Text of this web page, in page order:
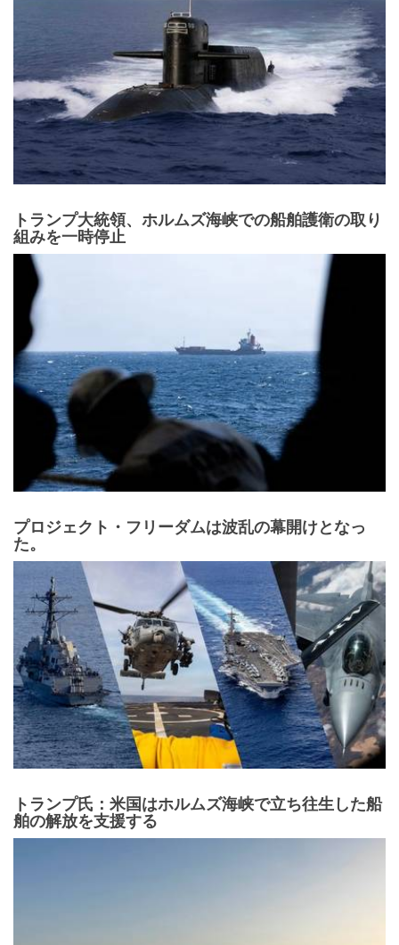
トランプ大統領、ホルムズ海峡での船舶護衛の取り
組みを一時停止
プロジェクト・フリーダムは波乱の幕開けとなっ
た。
トランプ氏：米国はホルムズ海峡で立ち往生した船
舶の解放を支援する